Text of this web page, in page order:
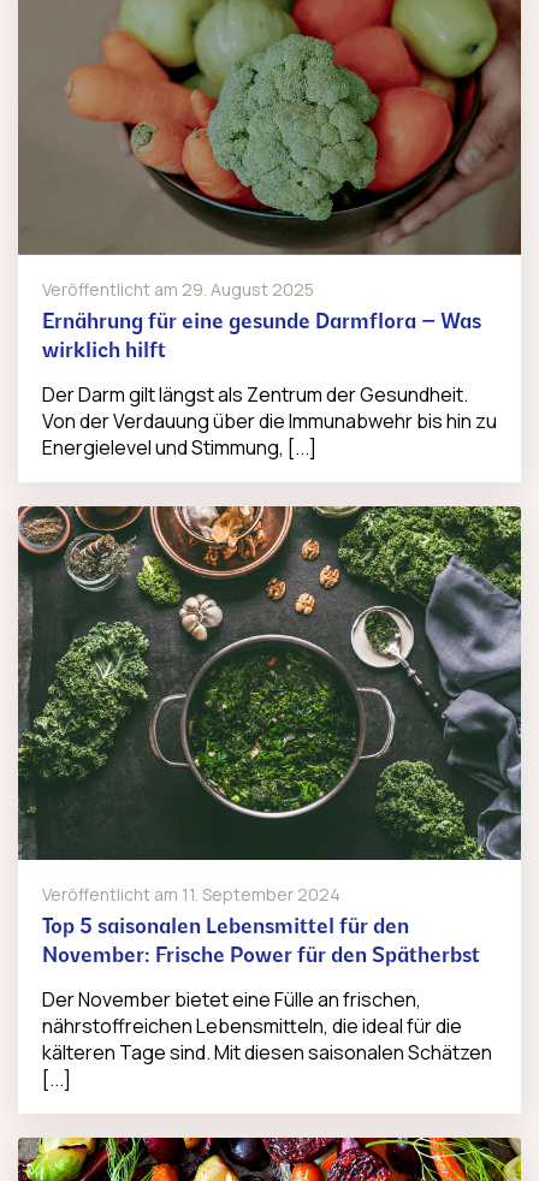
Veröffentlicht am 29. August 2025
Ernährung für eine gesunde Darmflora – Was
wirklich hilft
Der Darm gilt längst als Zentrum der Gesundheit.
Von der Verdauung über die Immunabwehr bis hin zu
Energielevel und Stimmung, [...]
Veröffentlicht am 11. September 2024
Top 5 saisonalen Lebensmittel für den
November: Frische Power für den Spätherbst
Der November bietet eine Fülle an frischen,
nährstoffreichen Lebensmitteln, die ideal für die
kälteren Tage sind. Mit diesen saisonalen Schätzen
[...]